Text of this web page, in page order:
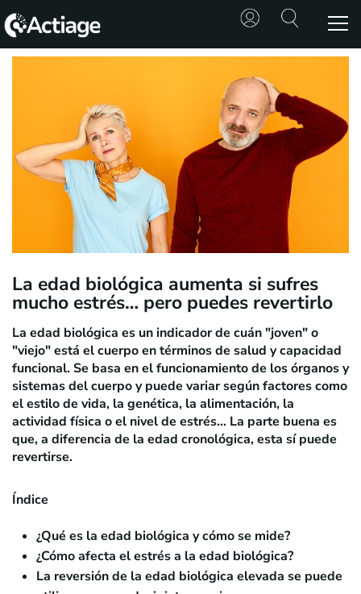
TRATAMIENTOS
CONSULTA
CONOCE
ACTIAGE
RECURSOS
La edad biológica aumenta si sufres
mucho estrés… pero puedes revertirlo
La edad biológica es un indicador de cuán "joven" o
"viejo" está el cuerpo en términos de salud y capacidad
funcional. Se basa en el funcionamiento de los órganos y
sistemas del cuerpo y puede variar según factores como
el estilo de vida, la genética, la alimentación, la
actividad física o el nivel de estrés… La parte buena es
que, a diferencia de la edad cronológica, esta sí puede
revertirse.
Índice
¿Qué es la edad biológica y cómo se mide?
¿Cómo afecta el estrés a la edad biológica?
La reversión de la edad biológica elevada se puede